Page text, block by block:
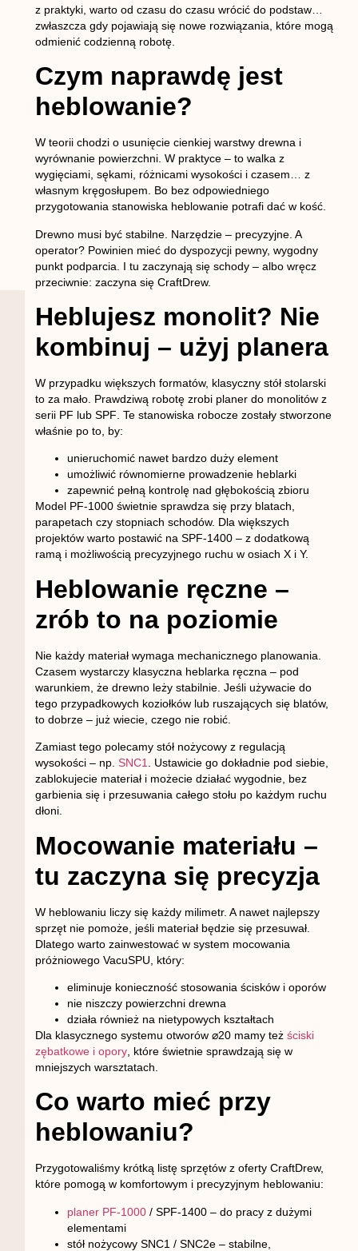
z praktyki, warto od czasu do czasu wrócić do podstaw…
zwłaszcza gdy pojawiają się nowe rozwiązania, które mogą
odmienić codzienną robotę.
Czym naprawdę jest
heblowanie?
W teorii chodzi o usunięcie cienkiej warstwy drewna i
wyrównanie powierzchni. W praktyce – to walka z
wygięciami, sękami, różnicami wysokości i czasem… z
własnym kręgosłupem. Bo bez odpowiedniego
przygotowania stanowiska heblowanie potrafi dać w kość.
Drewno musi być stabilne. Narzędzie – precyzyjne. A
operator? Powinien mieć do dyspozycji pewny, wygodny
punkt podparcia . I tu zaczynają się schody – albo wręcz
przeciwnie: zaczyna się CraftDrew.
Heblujesz monolit? Nie
kombinuj – użyj planera
W przypadku większych formatów, klasyczny stół stolarski
to za mało. Prawdziwą robotę zrobi planer do monolitów z
serii PF lub SPF . Te stanowiska robocze zostały stworzone
właśnie po to, by:
unieruchomić nawet bardzo duży element
umożliwić równomierne prowadzenie heblarki
zapewnić pełną kontrolę nad głębokością zbioru
Model PF‑1000świetnie sprawdza się przy blatach,
parapetach czy stopniach schodów. Dla większych
projektów warto postawić na SPF‑1400– z dodatkową
ramą i możliwością precyzyjnego ruchu w osiach X i Y.
Heblowanie ręczne –
zrób to na poziomie
Nie każdy materiał wymaga mechanicznego planowania.
Czasem wystarczy klasyczna heblarka ręczna – pod
warunkiem, że drewno leży stabilnie. Jeśli używacie do
tego przypadkowych koziołków lub ruszających się blatów,
to dobrze – już wiecie, czego nie robić.
Zamiast tego polecamy stół nożycowy z regulacją
wysokości– np. SNC1. Ustawicie go dokładnie pod siebie,
zablokujecie materiał i możecie działać wygodnie, bez
garbienia się i przesuwania całego stołu po każdym ruchu
dłoni.
Mocowanie materiału –
tu zaczyna się precyzja
W heblowaniu liczy się każdy milimetr. A nawet najlepszy
sprzęt nie pomoże, jeśli materiał będzie się przesuwał.
Dlatego warto zainwestować w system mocowania
próżniowego VacuSPU , który:
eliminuje konieczność stosowania ścisków i oporów
nie niszczy powierzchni drewna
działa również na nietypowych kształtach
Dla klasycznego systemu otworów ⌀20 mamy też ściski
zębatkowe i opory, które świetnie sprawdzają się w
mniejszych warsztatach.
Co warto mieć przy
heblowaniu?
Przygotowaliśmy krótką listę sprzętów z oferty CraftDrew,
które pomogą w komfortowym i precyzyjnym heblowaniu:
planer PF‑1000/ SPF‑1400– do pracy z dużymi
elementami
stół nożycowy SNC1 / SNC2e– stabilne,